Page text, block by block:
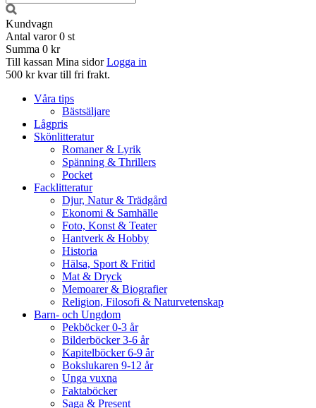
Kundvagn
Antal varor 0 st
Summa 0 kr
Till kassan Mina sidor Logga in
500 kr kvar till fri frakt.
Våra tips
Bästsäljare
Lågpris
Skönlitteratur
Romaner & Lyrik
Spänning & Thrillers
Pocket
Facklitteratur
Djur, Natur & Trädgård
Ekonomi & Samhälle
Foto, Konst & Teater
Hantverk & Hobby
Historia
Hälsa, Sport & Fritid
Mat & Dryck
Memoarer & Biografier
Religion, Filosofi & Naturvetenskap
Barn- och Ungdom
Pekböcker 0-3 år
Bilderböcker 3-6 år
Kapitelböcker 6-9 år
Bokslukaren 9-12 år
Unga vuxna
Faktaböcker
Saga & Present